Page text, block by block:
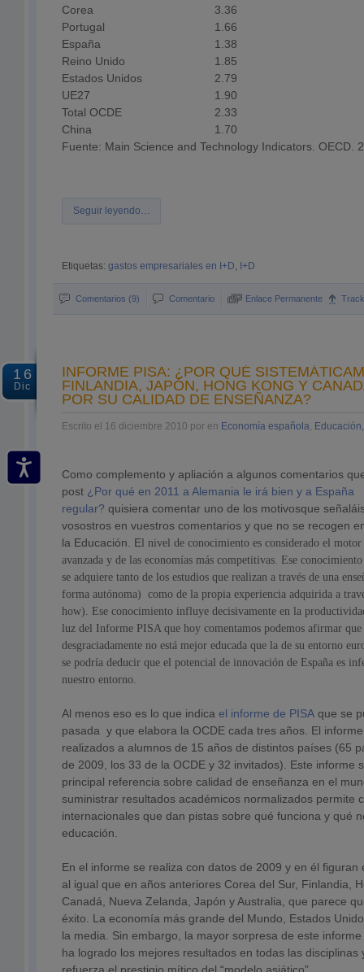
Corea
3.36
Portugal
1.66
España
1.38
Reino Unido
1.85
Estados Unidos
2.79
UE27
1.90
Total OCDE
2.33
China
1.70
Fuente: Main Science and Technology Indicators. OECD.
Seguir leyendo…
Etiquetas: gastos empresariales en I+D, I+D
Comentarios (9) Comentario Enlace Permanente
16
Dic
INFORME PISA: ¿POR QUÉ
FINLANDIA, JAPÓN, HONG KONG Y
POR SU CALIDAD DE ENSEÑANZA?
Escrito el 16 diciembre 2010 por en Economía española,
Como complemento y apliación a algunos comentarios
post ¿Por qué en 2011 a Alemania le irá bien y a España
regular? quisiera comentar uno de los motivosque
vosostros en vuestros comentarios y que no se recogen
la Educación. E l nivel de conocimiento es considerado el
avanzada y de las economías más competitivas. Ese conocimiento
se adquiere tanto de los estudios que realizan a través de una
forma autónoma) como de la propia experiencia adquirida a
how). Ese conocimiento influye decisivamente en la
luz del Informe PISA que hoy comentamos podemos afirmar
desgraciadamente no está mejor educada que la de su entorno
se podría deducir que el potencial de innovación de España es
nuestro entorno.
Al menos eso es lo que indica el informe de PISA que se
pasada y que elabora la OCDE cada tres años. El
realizados a alumnos de 15 años de distintos países (65
de 2009, los 33 de la OCDE y 32 invitados). Este informe
principal referencia sobre calidad de enseñanza en el
suministrar resultados académicos normalizados permite
internacionales que dan pistas sobre qué funciona y qué
educación.
En el informe se realiza con datos de 2009 y en él
al igual que en años anteriores Corea del Sur, Finlandia,
Canadá, Nueva Zelanda, Japón y Australia, que parece
éxito. La economía más grande del Mundo, Estados
la media. Sin embargo, la mayor sorpresa de este
ha logrado los mejores resultados en todas las disciplinas